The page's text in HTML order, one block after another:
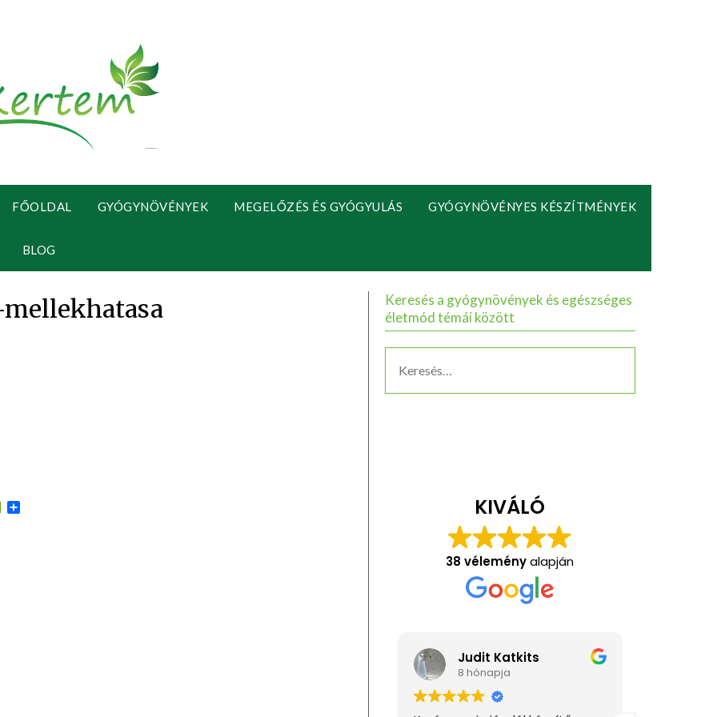
FŐOLDAL GYÓGYNÖVÉNYEK MEGELŐZÉS ÉS GYÓGYULÁS GYÓGYNÖVÉNYES KÉSZÍTMÉNYEK
BLOG
PrintFriendly
Keresés a gyógynövények és egészséges
életmód témái között
KIVÁLÓ
38 véleményalapján
Judit Katkits
8 hónapja